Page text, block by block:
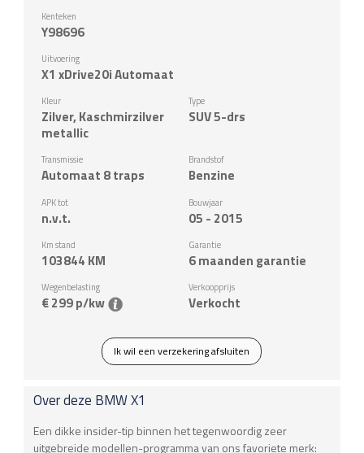
Kenteken
Y98696
Uitvoering
X1 xDrive20i Automaat
Kleur
Zilver, Kaschmirzilver
metallic
Type
SUV 5-drs
Transmissie
Automaat 8 traps
Brandstof
Benzine
APK tot
n.v.t.
Bouwjaar
05 - 2015
Km stand
103844 KM
Garantie
6 maanden garantie
Wegenbelasting
€ 299 p/kw
Verkoopprijs
Verkocht
Ik wil een verzekering afsluiten
Over deze BMWX1
Een dikke insider-tip binnen het tegenwoordig zeer
uitgebreide modellen-programma van ons favoriete merk: